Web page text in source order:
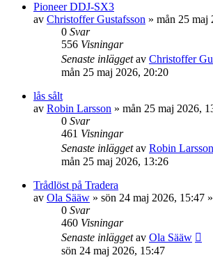
Pioneer DDJ-SX3
av Christoffer Gustafsson » mån 25 maj
0 Svar
556 Visningar
Senaste inläggetav Christoffer
mån 25 maj 2026, 20:20
lås sålt
av Robin Larsson » mån 25 maj 2026,
0 Svar
461 Visningar
Senaste inläggetav Robin Larsson
mån 25 maj 2026, 13:26
Trådlöst på Tradera
av Ola Sääw » sön 24 maj 2026, 15:47
0 Svar
460 Visningar
Senaste inläggetav Ola Sääw
sön 24 maj 2026, 15:47